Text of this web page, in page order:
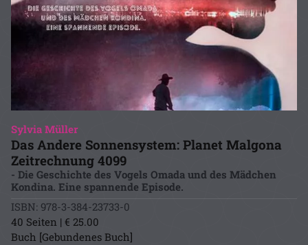
Sylvia Müller
Das Andere Sonnensystem: Planet Malgona
Zeitrechnung 4099
- Die Geschichte des Vogels Omada und des Mädchen
Kondina. Eine spannende Episode.
ISBN: 978-3-384-23733-0
40 Seiten | € 25.00
Buch [Gebundenes Buch]